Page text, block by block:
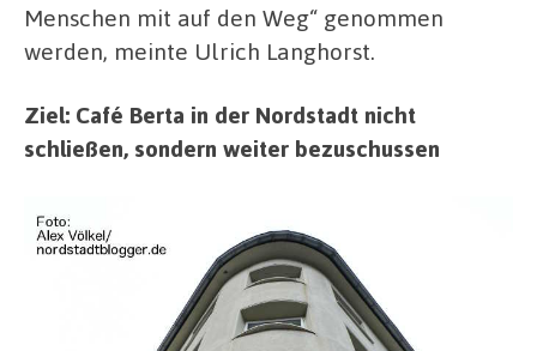
Menschen mit auf den Weg“ genommen
werden, meinte Ulrich Langhorst.
Ziel: Café Berta in der Nordstadt nicht
schließen, sondern weiter bezuschussen